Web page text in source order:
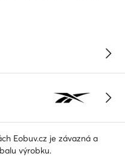
Eobuv.cz je závazná a
výrobku.